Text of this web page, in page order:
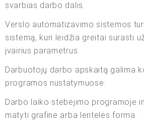
svarbias darbo dalis.
Verslo automatizavimo sistemos
sistemą, kuri leidžia greitai surasti
įvairius parametrus.
Darbuotojų darbo apskaitą galima
programos nustatymuose.
Darbo laiko stebėjimo programoje
matyti grafine arba lentelės forma.